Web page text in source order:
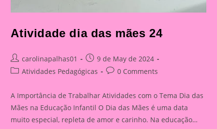
Atividade dia das mães 24
Post
author:
carolinapalhas01
Post
published:
9 de May de 2024
PostAtividades Pedagógicas
Post0 Comments
A Importância de Trabalhar Atividades com o Tema Dia das
Mães na Educação Infantil O Dia das Mães é uma data
muito especial, repleta de amor e carinho. Na educação…